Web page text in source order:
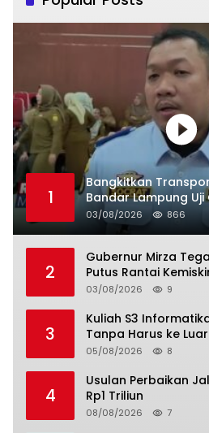
1
Bangkitkan
Bandar Lampung
03/08/2026 866
2
Gubernur Mirza
Putus Rantai
03/08/2026 9
3
Kuliah S3
Tanpa Harus ke
05/08/2026 8
4
Usulan Perbaikan
Rp1 Triliun
08/08/2026 7